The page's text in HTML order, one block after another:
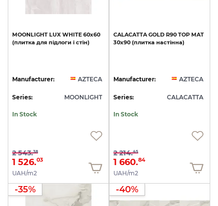
MOONLIGHT LUX WHITE 60x60
(плитка для підлоги і стін)
Manufacturer: AZTECA
Series: MOONLIGHT
In Stock
2 543.38
1 526.03
UAH/m2
CALACATTA GOLD R90 TOP MAT
30х90 (плитка настінна)
Manufacturer: AZTECA
Series: CALACATTA
In Stock
2 214.45
1 660.84
UAH/m2
-35% -40%